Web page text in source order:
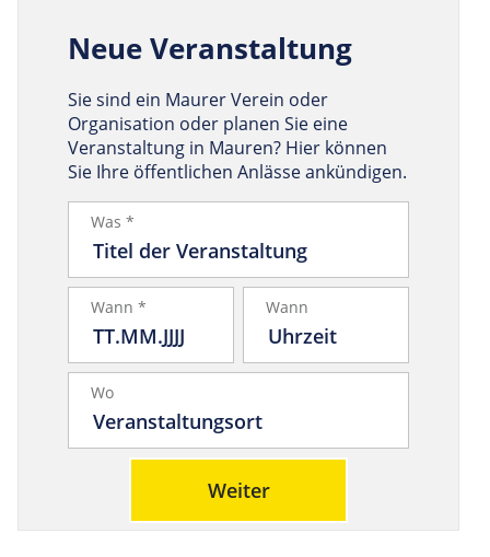
Neue Veranstaltung
Sie sind ein Maurer Verein oder
Organisation oder planen Sie eine
Veranstaltung in Mauren? Hier können
Sie Ihre öffentlichen Anlässe ankündigen.
Was *
Wann * Wann
Wo
Weiter